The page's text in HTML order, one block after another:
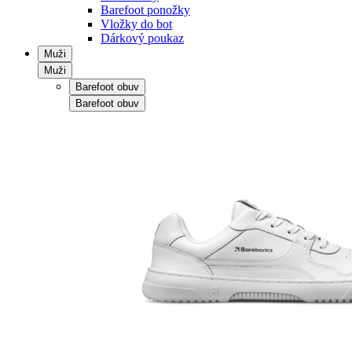
Barefoot ponožky
Vložky do bot
Dárkový poukaz
Muži
Muži
Barefoot obuv
Barefoot obuv